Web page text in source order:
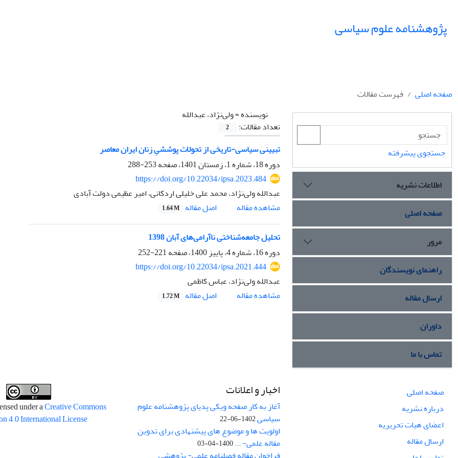
پژوهشنامه علوم سیاسی
صفحه اصلی
فهرست مقالات
نویسنده =ولی‌نژاد، عبدالله
تعداد مقالات:
2
تبیینی سیاسی-تاریخی از تحولات پوششیِ زنان ایران معاصر
دوره 18، شماره 1، زمستان 1401، صفحه
253-288
https://doi.org/10.22034/ipsa.2023.484
عبدالله ولی‌نژاد، محمد علی خلیلی اردکانی، امیر عظیمی دولت آبادی
مشاهده مقاله
اصل مقاله 1.64 M
تحلیل جامعه‌شناختی ناآرامی‌های آبان 1398
دوره 16، شماره 4، پاییز 1400، صفحه
221-252
https://doi.org/10.22034/ipsa.2021.444
عبدالله ولی‌نژاد، عباس کاظمی
مشاهده مقاله
اصل مقاله 1.72 M
جستجوی پیشرفته
اطلاعات نشریه
صفحه اصلی
مرور
راهنمای نویسندگان
ارسال مقاله
داوران
تماس با ما
صفحه اصلی
درباره نشریه
اعضای هیات تحریریه
ارسال مقاله
اخبار و اعلانات
آغاز به کار صفحه ویکی پدیای پژوهشنامه علوم
سیاسی1402-06-22
اولویت ها و موضوع های پیشنهادی برای تدوین
مقاله علمی- ...1400-04-03
under aCreative Commons
4.0 International License